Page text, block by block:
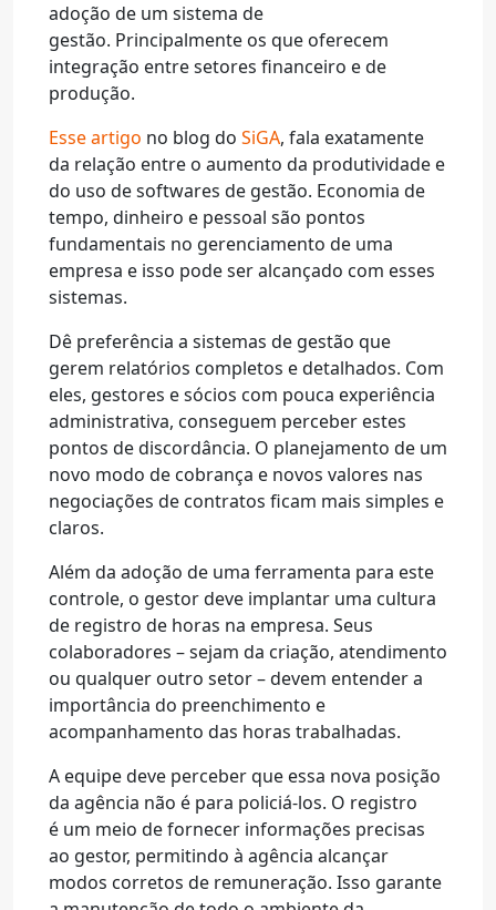
adoção de um sistema de
gestão. Principalmente os que oferecem
integração entre setores financeiro e de
produção.
Esse artigo no blog do SiGA, fala exatamente
da relação entre o aumento da produtividade e
do uso de softwares de gestão. Economia de
tempo, dinheiro e pessoal são pontos
fundamentais no gerenciamento de uma
empresa e isso pode ser alcançado com esses
sistemas.
Dê preferência a sistemas de gestão que
gerem relatórios completos e detalhados. Com
eles, gestores e sócios com pouca experiência
administrativa, conseguem perceber estes
pontos de discordância. O planejamento de um
novo modo de cobrança e novos valores nas
negociações de contratos ficam mais simples e
claros.
Além da adoção de uma ferramenta para este
controle, o gestor deve implantar uma cultura
de registro de horas na empresa. Seus
colaboradores – sejam da criação, atendimento
ou qualquer outro setor – devem entender a
importância do preenchimento e
acompanhamento das horas trabalhadas.
A equipe deve perceber que essa nova posição
da agência não é para policiá-los. O registro
é um meio de fornecer informações precisas
ao gestor, permitindo à agência alcançar
modos corretos de remuneração. Isso garante